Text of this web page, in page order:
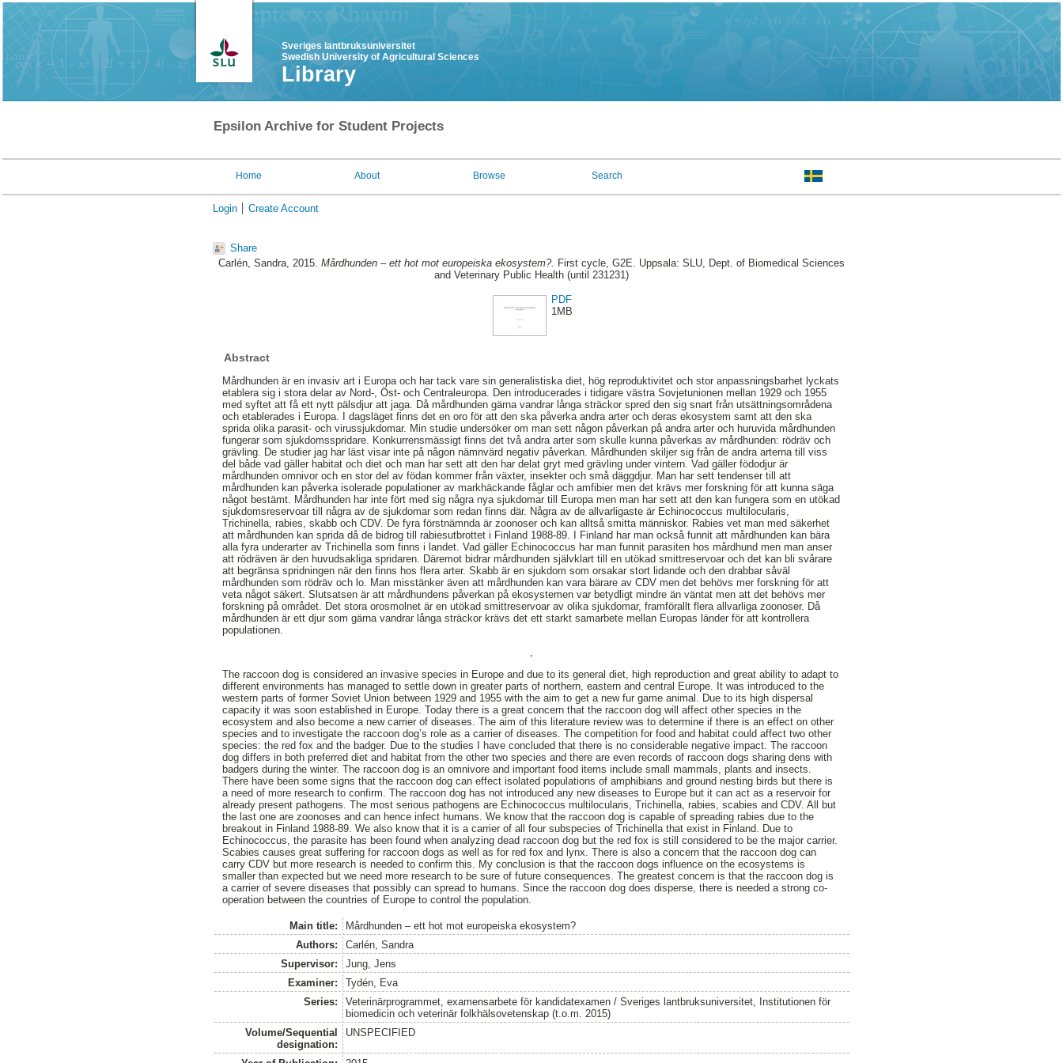
Sveriges lantbruksuniversitet
Swedish University of Agricultural Sciences
Library
Epsilon Archive for Student Projects
Home About Browse Search
Login Create Account
Share
Carlén, Sandra, 2015. Mårdhunden – ett hot mot europeiska ekosystem?. First cycle, G2E. Uppsala: SLU, Dept. of Biomedical Sciences
and Veterinary Public Health (until 231231)
PDF
1MB
Abstract
Mårdhunden är en invasiv art i Europa och har tack vare sin generalistiska diet, hög reproduktivitet och stor anpassningsbarhet lyckats
etablera sig i stora delar av Nord-, Öst- och Centraleuropa. Den introducerades i tidigare västra Sovjetunionen mellan 1929 och 1955
med syftet att få ett nytt pälsdjur att jaga. Då mårdhunden gärna vandrar långa sträckor spred den sig snart från utsättningsområdena
och etablerades i Europa. I dagsläget finns det en oro för att den ska påverka andra arter och deras ekosystem samt att den ska
sprida olika parasit- och virussjukdomar. Min studie undersöker om man sett någon påverkan på andra arter och huruvida mårdhunden
fungerar som sjukdomsspridare. Konkurrensmässigt finns det två andra arter som skulle kunna påverkas av mårdhunden: rödräv och
grävling. De studier jag har läst visar inte på någon nämnvärd negativ påverkan. Mårdhunden skiljer sig från de andra arterna till viss
del både vad gäller habitat och diet och man har sett att den har delat gryt med grävling under vintern. Vad gäller födodjur är
mårdhunden omnivor och en stor del av födan kommer från växter, insekter och små däggdjur. Man har sett tendenser till att
mårdhunden kan påverka isolerade populationer av markhäckande fåglar och amfibier men det krävs mer forskning för att kunna säga
något bestämt. Mårdhunden har inte fört med sig några nya sjukdomar till Europa men man har sett att den kan fungera som en utökad
sjukdomsreservoar till några av de sjukdomar som redan finns där. Några av de allvarligaste är Echinococcus multilocularis,
Trichinella, rabies, skabb och CDV. De fyra förstnämnda är zoonoser och kan alltså smitta människor. Rabies vet man med säkerhet
att mårdhunden kan sprida då de bidrog till rabiesutbrottet i Finland 1988-89. I Finland har man också funnit att mårdhunden kan bära
alla fyra underarter av Trichinella som finns i landet. Vad gäller Echinococcus har man funnit parasiten hos mårdhund men man anser
att rödräven är den huvudsakliga spridaren. Däremot bidrar mårdhunden självklart till en utökad smittreservoar och det kan bli svårare
att begränsa spridningen när den finns hos flera arter. Skabb är en sjukdom som orsakar stort lidande och den drabbar såväl
mårdhunden som rödräv och lo. Man misstänker även att mårdhunden kan vara bärare av CDV men det behövs mer forskning för att
veta något säkert. Slutsatsen är att mårdhundens påverkan på ekosystemen var betydligt mindre än väntat men att det behövs mer
forskning på området. Det stora orosmolnet är en utökad smittreservoar av olika sjukdomar, framförallt flera allvarliga zoonoser. Då
mårdhunden är ett djur som gärna vandrar långa sträckor krävs det ett starkt samarbete mellan Europas länder för att kontrollera
populationen.
The raccoon dog is considered an invasive species in Europe and due to its general diet, high reproduction and great ability to adapt to
different environments has managed to settle down in greater parts of northern, eastern and central Europe. It was introduced to the
western parts of former Soviet Union between 1929 and 1955 with the aim to get a new fur game animal. Due to its high dispersal
capacity it was soon established in Europe. Today there is a great concern that the raccoon dog will affect other species in the
ecosystem and also become a new carrier of diseases. The aim of this literature review was to determine if there is an effect on other
species and to investigate the raccoon dog’s role as a carrier of diseases. The competition for food and habitat could affect two other
species: the red fox and the badger. Due to the studies I have concluded that there is no considerable negative impact. The raccoon
dog differs in both preferred diet and habitat from the other two species and there are even records of raccoon dogs sharing dens with
badgers during the winter. The raccoon dog is an omnivore and important food items include small mammals, plants and insects.
There have been some signs that the raccoon dog can effect isolated populations of amphibians and ground nesting birds but there is
a need of more research to confirm. The raccoon dog has not introduced any new diseases to Europe but it can act as a reservoir for
already present pathogens. The most serious pathogens are Echinococcus multilocularis, Trichinella, rabies, scabies and CDV. All but
the last one are zoonoses and can hence infect humans. We know that the raccoon dog is capable of spreading rabies due to the
breakout in Finland 1988-89. We also know that it is a carrier of all four subspecies of Trichinella that exist in Finland. Due to
Echinococcus, the parasite has been found when analyzing dead raccoon dog but the red fox is still considered to be the major carrier.
Scabies causes great suffering for raccoon dogs as well as for red fox and lynx. There is also a concern that the raccoon dog can
carry CDV but more research is needed to confirm this. My conclusion is that the raccoon dogs influence on the ecosystems is
smaller than expected but we need more research to be sure of future consequences. The greatest concern is that the raccoon dog is
a carrier of severe diseases that possibly can spread to humans. Since the raccoon dog does disperse, there is needed a strong co-
operation between the countries of Europe to control the population.
Main title:
Mårdhunden – ett hot mot europeiska ekosystem?
Authors:
Carlén, Sandra
Supervisor:
Jung, Jens
Examiner:
Tydén, Eva
Series:
Veterinärprogrammet, examensarbete för kandidatexamen / Sveriges lantbruksuniversitet, Institutionen för
biomedicin och veterinär folkhälsovetenskap (t.o.m. 2015)
Volume/Sequential
designation:
UNSPECIFIED